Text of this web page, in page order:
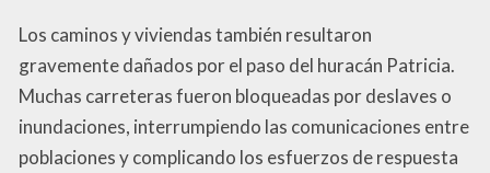
Los caminos y viviendas también resultaron
gravemente dañados por el paso del huracán Patricia.
Muchas carreteras fueron bloqueadas por deslaves o
inundaciones, interrumpiendo las comunicaciones entre
poblaciones y complicando los esfuerzos de respuesta